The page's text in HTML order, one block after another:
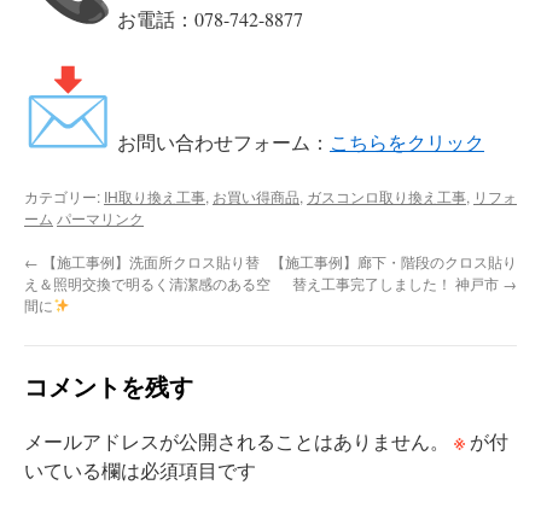
お電話：078-742-8877
お問い合わせフォーム： こちらをクリック
カテゴリー: IH取り換え工事, お買い得商品, ガスコンロ取り換え工事, リフォ
ーム パーマリンク
← 【施工事例】洗面所クロス貼り替
え＆照明交換で明るく清潔感のある空
間に
【施工事例】廊下・階段のクロス貼り
替え工事完了しました！ 神戸市 →
コメントを残す
メールアドレスが公開されることはありません。 ※ が付
いている欄は必須項目です